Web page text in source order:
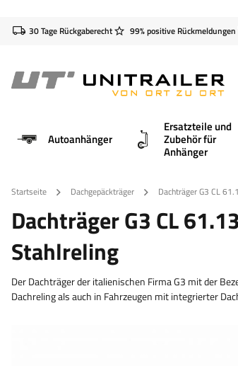
30 Tage Rückgaberecht 99% positive Rückmeldungen
Autoanhänger
Ersatzteile und
Zubehör für
Anhänger
Startseite Dachgepäckträger Dachträger G3 CL
Dachträger G3 CL
Stahlreling
Der Dachträger der italienischen Firma G3 mit der
Dachreling als auch in Fahrzeugen mit integrierter